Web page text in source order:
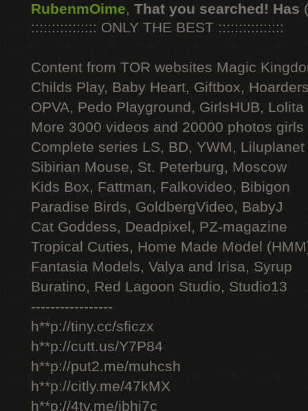
RubenmOime, That you searched! Has
:::::::::::::::: ONLY THE BEST ::::::::::::::::
Content from TOR websites Magic
Childs Play, Baby Heart, Giftbox,
OPVA, Pedo Playground, GirlsHUB, Lolita
More 3000 videos and 20000 photos
Complete series LS, BD, YWM, Liluplanet
Sibirian Mouse, St. Peterburg, Moscow
Kids Box, Fattman, Falkovideo, Bibigon
Paradise Birds, GoldbergVideo, BabyJ
Cat Goddess, Deadpixel, PZ-magazine
Tropical Cuties, Home Made Model
Fantasia Models, Valya and Irisa, Syrup
Buratino, Red Lagoon Studio, Studio13
-----------------
h**p://tiny.cc/sficzx
h**p://cutt.us/Y7P84
h**p://put2.me/muhcsh
h**p://citly.me/47kMX
h**p://4ty.me/ibhi7c